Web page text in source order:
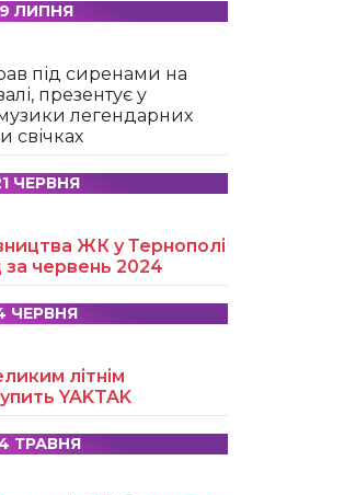
9 ЛИПНЯ
під сиренами на
презентує у
легендарних
свічках
ЧЕРВНЯ
ЖК у Тернополі
за червень 2024
ЧЕРВНЯ
літнім
YAKTAK
ТРАВНЯ